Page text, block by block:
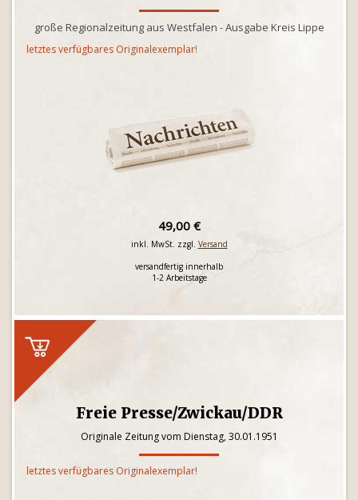
große Regionalzeitung aus Westfalen - Ausgabe Kreis Lippe
letztes verfügbares Originalexemplar!
49,00 €
inkl. MwSt. zzgl. Versand
versandfertig innerhalb
1-2 Arbeitstage
Freie Presse/Zwickau/DDR
Originale Zeitung vom Dienstag, 30.01.1951
letztes verfügbares Originalexemplar!